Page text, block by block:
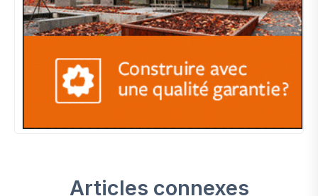
Articles connexes